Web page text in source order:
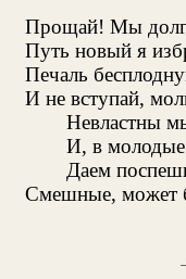
Прощай! Мы
Путь новый я
Печаль
И не вступай,
Невластны
И, в
Даем
Смешные, может